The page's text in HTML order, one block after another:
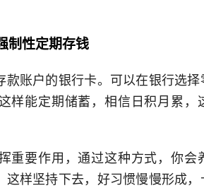
制性定期存钱
款账户的银行卡。可以在银行选
样能定期储蓄，相信日积月累，
重要作用，通过这种方式，你会
样坚持下去，好习惯慢慢形成